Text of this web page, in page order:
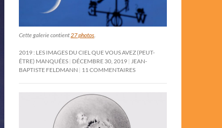
Cette galerie contient27 photos.
2019 : LES IMAGES DU CIEL QUE VOUS AVEZ (PEUT-
ÊTRE) MANQUÉES DÉCEMBRE 30, 2019 JEAN-
BAPTISTE FELDMANN
11 COMMENTAIRES